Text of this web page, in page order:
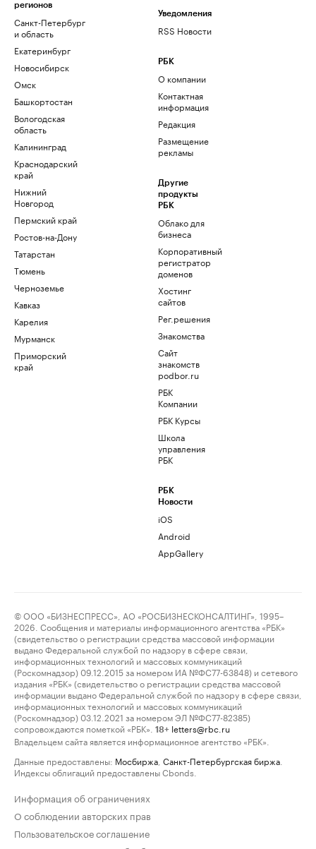
регионов
Санкт-Петербург
и область
Екатеринбург
Новосибирск
Омск
Башкортостан
Вологодская
область
Калининград
Краснодарский
край
Нижний
Новгород
Пермский край
Ростов-на-Дону
Татарстан
Тюмень
Черноземье
Кавказ
Карелия
Мурманск
Приморский
край
Уведомления
RSS Новости
РБК
О компании
Контактная
информация
Редакция
Размещение
рекламы
Другие
продукты
РБК
Облако для
бизнеса
Корпоративный
регистратор
доменов
Хостинг
сайтов
Рег.решения
Знакомства
Сайт
знакомств
podbor.ru
РБК
Компании
РБК Курсы
Школа
управления
РБК
РБК
Новости
iOS
Android
AppGallery
© ООО «БИЗНЕСПРЕСС», АО «РОСБИЗНЕСКОНСАЛТИНГ», 1995–
2026. Сообщения и материалы информационного агентства «РБК»
(свидетельство о регистрации средства массовой информации
выдано Федеральной службой по надзору в сфере связи,
информационных технологий и массовых коммуникаций
(Роскомнадзор) 09.12.2015 за номером ИА №ФС77-63848) и сетевого
издания «РБК» (свидетельство о регистрации средства массовой
информации выдано Федеральной службой по надзору в сфере связи,
информационных технологий и массовых коммуникаций
(Роскомнадзор) 03.12.2021 за номером ЭЛ №ФС77-82385)
сопровождаются пометкой «РБК».
18+ letters@rbc.ru
Владельцем сайта является информационное агентство «РБК».
Данные предоставлены: Мосбиржа Санкт-Петербургская биржа
Индексы облигаций предоставлены Cbonds.
Информация об ограничениях
О соблюдении авторских прав
Пользовательское соглашение